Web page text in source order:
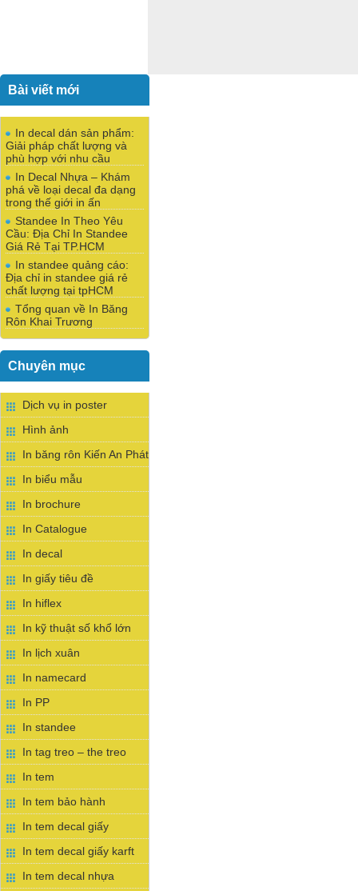
Bài viết mới
In decal dán sản phẩm:
Giải pháp chất lượng và
phù hợp với nhu cầu
In Decal Nhựa – Khám
phá về loại decal đa dạng
trong thế giới in ấn
Standee In Theo Yêu
Cầu: Địa Chỉ In Standee
Giá Rẻ Tại TP.HCM
In standee quảng cáo:
Địa chỉ in standee giá rẻ
chất lượng tại tpHCM
Tổng quan về In Băng
Rôn Khai Trương
Chuyên mục
Dịch vụ in poster
Hình ảnh
In băng rôn Kiến An Phát
In biểu mẫu
In brochure
In Catalogue
In decal
In giấy tiêu đề
In hiflex
In kỹ thuật số khổ lớn
In lịch xuân
In namecard
In PP
In standee
In tag treo – the treo
In tem
In tem bảo hành
In tem decal giấy
In tem decal giấy karft
In tem decal nhựa